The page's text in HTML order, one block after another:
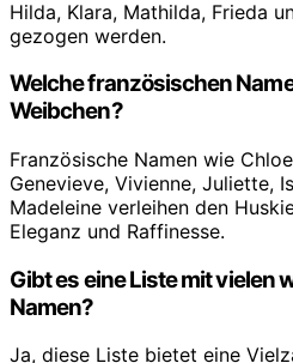
Hilda, Klara, Mathilda, Frieda
gezogen werden.
Welche französischen
Weibchen?
Französische Namen wie
Genevieve, Vivienne, Juliette,
Madeleine verleihen den
Eleganz und Raffinesse.
Gibt es eine Liste mit vielen
Namen?
Ja, diese Liste bietet eine